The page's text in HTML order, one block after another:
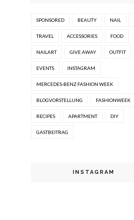
SPONSORED BEAUTY NAIL
TRAVEL ACCESSORIES FOOD
NAILART GIVE AWAY OUTFIT
EVENTS INSTAGRAM
MERCEDES-BENZ FASHION WEEK
BLOGVORSTELLUNG FASHIONWEEK
RECIPES APARTMENT DIY
GASTBEITRAG
INSTAGRAM